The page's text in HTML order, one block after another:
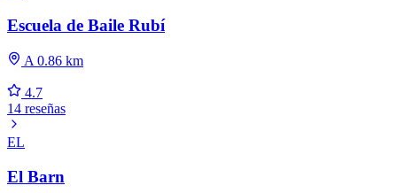
Escuela de Baile Rubí
A 0.86 km
4.7
14 reseñas
EL
El Barn